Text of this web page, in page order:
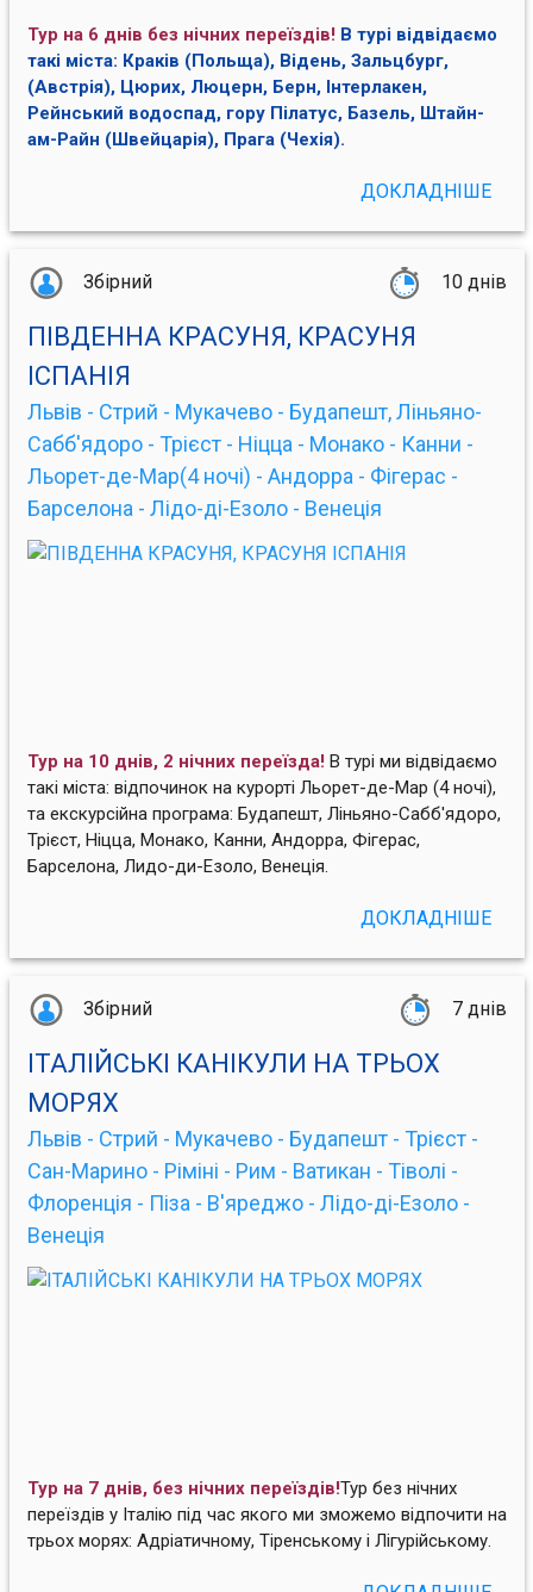
Тур на 6 днів без нічних переїздів!В турі відвідаємо
такі міста: Краків (Польща), Відень, Зальцбург,
(Австрія), Цюрих, Люцерн, Берн, Інтерлакен,
Рейнський водоспад, гору Пілатус, Базель, Штайн-
ам-Райн (Швейцарія), Прага (Чехія).
ДОКЛАДНІШЕ
Збірний 10 днів
ПІВДЕННА КРАСУНЯ, КРАСУНЯ
ІСПАНІЯ
Львів - Стрий - Мукачево - Будапешт, Ліньяно-
Сабб'ядоро - Трієст - Ніцца - Монако - Канни -
Льорет-де-Мар(4 ночі) - Андорра - Фігерас -
Барселона - Лідо-ді-Езоло - Венеція
Тур на 10 днів, 2 нічних переїзда! В турі ми відвідаємо
такі міста: відпочинок на курорті Льорет-де-Мар (4 ночі),
та екскурсійна програма: Будапешт, Ліньяно-Сабб'ядоро,
Трієст, Ніцца, Монако, Канни, Андорра, Фігерас,
Барселона, Лидо-ди-Езоло, Венеція.
ДОКЛАДНІШЕ
Збірний 7 днів
ІТАЛІЙСЬКІ КАНІКУЛИ НА ТРЬОХ
МОРЯХ
Львів - Стрий - Мукачево - Будапешт - Трієст -
Сан-Марино - Ріміні - Рим - Ватикан - Тіволі -
Флоренція - Піза - В'яреджо - Лідо-ді-Езоло -
Венеція
Тур на 7 днів, без нічних переїздів!Тур без нічних
переїздів у Італію під час якого ми зможемо відпочити на
трьох морях: Адріатичному, Тіренському і Лігурійському.